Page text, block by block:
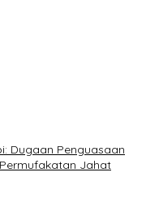
Dugaan Penguasaan
Jahat